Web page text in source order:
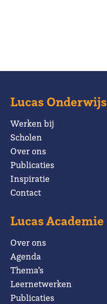
Lucas Onderwijs
Werken bij
Scholen
Over ons
Publicaties
Inspiratie
Contact
Lucas Academie
Over ons
Agenda
Thema’s
Leernetwerken
Publicaties